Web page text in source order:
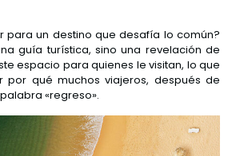
para un destino que desafía lo común?
guía turística, sino una revelación de
espacio para quienes le visitan, lo que
por qué muchos viajeros, después de
«regreso».